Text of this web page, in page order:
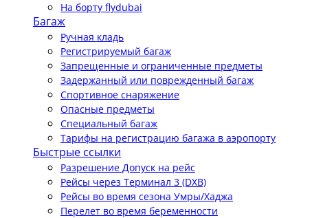
На борту flydubai
Багаж
Ручная кладь
Регистрируемый багаж
Запрещенные и ограниченные предметы
Задержанный или поврежденный багаж
Спортивное снаряжение
Опасные предметы
Специальный багаж
Тарифы на регистрацию багажа в аэропорту
Быстрые ссылки
Разрешение Допуск на рейс
Рейсы через Терминал 3 (DXB)
Рейсы во время сезона Умры/Хаджа
Перелет во время беременности